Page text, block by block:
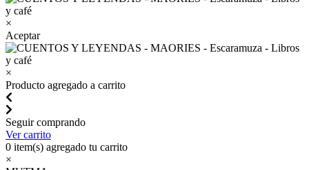
×
Aceptar
×
Producto agregado a carrito
Seguir comprando
Ver carrito
0 item(s) agregado tu carrito
×